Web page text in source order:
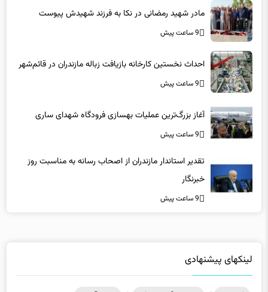
مادر شهید رمضانی در نکا به فرزند شهیدش پیوست
9 ساعت پیش
احداث نخستین کارخانه بازیافت زباله مازندران در قائم‌شهر
9 ساعت پیش
آغاز بزرگ‌ترین عملیات بهسازی فرودگاه شهدای ساری
9 ساعت پیش
تقدیر استاندار مازندران از اصحاب رسانه به مناسبت روز
خبرنگار
9 ساعت پیش
لینکهای پیشنهادی